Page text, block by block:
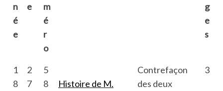
n
é
e
e
m
é
r
o
g
e
s
1
8
2
7
5
8
Histoire de M.
Contrefaçon
des deux
3